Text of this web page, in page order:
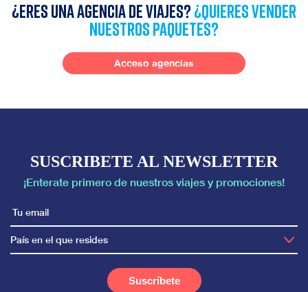
¿Eres una agencia de viajes?¿quieres vender
nuestros paquetes?
Acceso agencias
SUSCRIBETE AL NEWSLETTER
¡Enterate primero de nuestros viajes y promociones!
País en el que resides